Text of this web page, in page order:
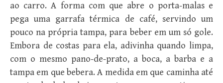
ao carro. A forma com que abre o porta-malas e
pega uma garrafa térmica de café, servindo um
pouco na própria tampa, para beber em um só gole.
Embora de costas para ela, adivinha quando limpa,
com o mesmo pano-de-prato, a boca, a barba e a
tampa em que bebera. A medida em que caminha até